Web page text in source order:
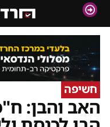
חשיפה
האב והבן: